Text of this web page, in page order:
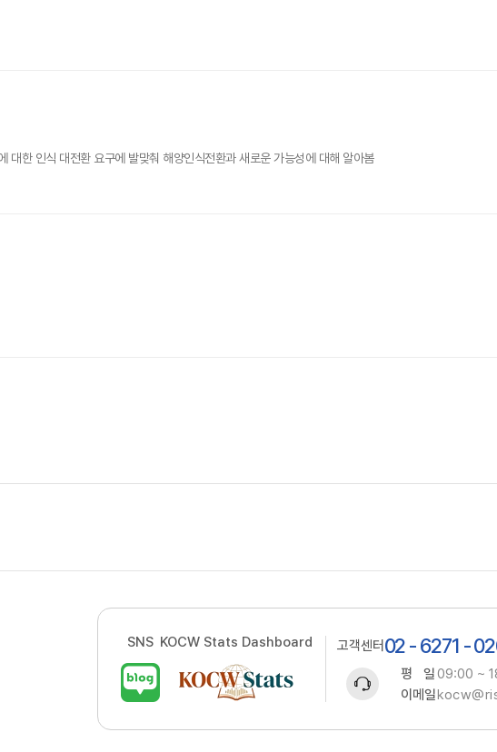
한 인식 대전환 요구에 발맞춰 해양인식전환과 새로운 가능성에 대해 알아봄
SNS KOCW Stats Dashboard 고객센터 02 - 6271 -
평 일09:00 ~
이메일